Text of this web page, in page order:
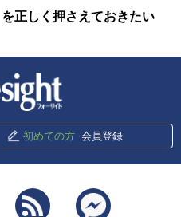
正しく押さえておきたい
初めての方 会員登録
RSS